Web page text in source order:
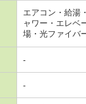
エアコン・給湯
ャワー・エレベ
場・光ファイバ
-
-